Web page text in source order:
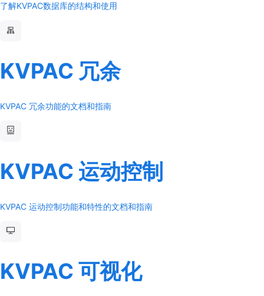
了解KVPAC数据库的结构和使用
KVPAC 冗余
KVPAC 冗余功能的文档和指南
KVPAC 运动控制
KVPAC 运动控制功能和特性的文档和指南
KVPAC 可视化